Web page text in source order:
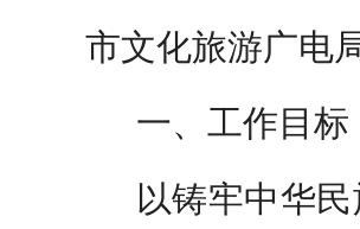
市文化旅游广电
一、工作目标
以铸牢中华